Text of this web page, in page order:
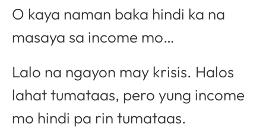
O kaya naman baka hindi ka na
masaya sa income mo…
Lalo na ngayon may krisis. Halos
lahat tumataas, pero yung income
mo hindi pa rin tumataas.